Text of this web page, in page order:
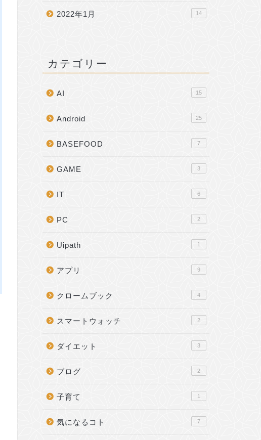
2022年1月 14
カテゴリー
AI 15
Android 25
BASEFOOD 7
GAME 3
IT 6
PC 2
Uipath 1
アプリ 9
クロームブック 4
スマートウォッチ 2
ダイエット 3
ブログ 2
子育て 1
気になるコト 7